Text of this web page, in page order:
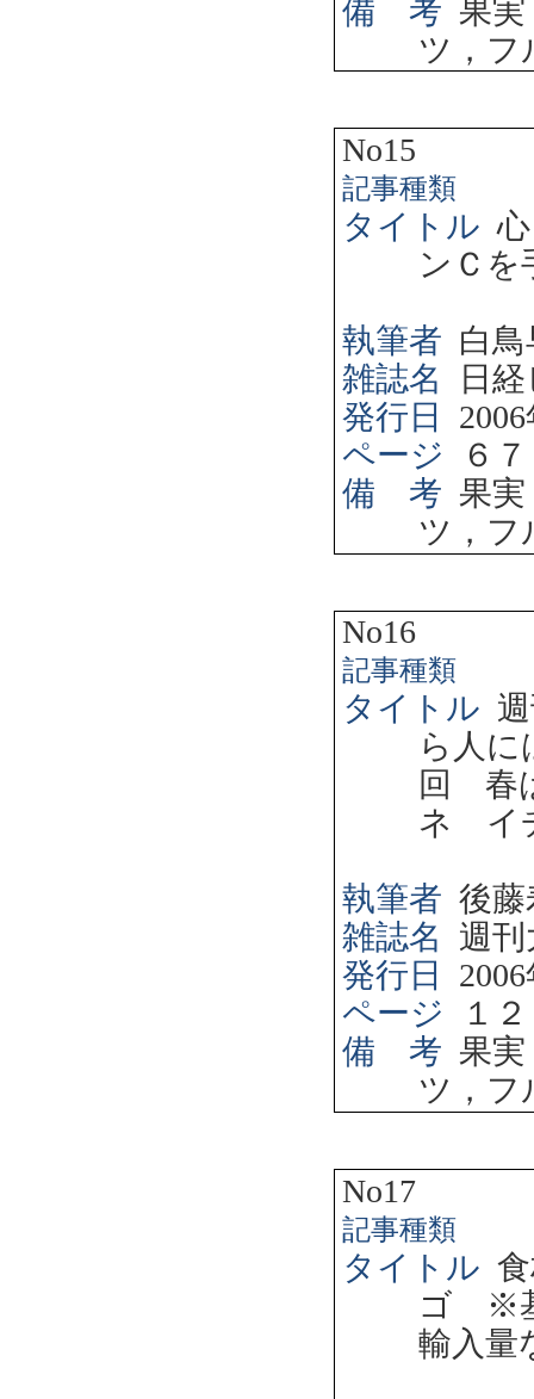
備 考 果
ツ，フ
No15
記事種類
タイトル
ンＣを
執筆者 白
雑誌名
日
発行日
2006
ページ
６７
備 考 果
ツ，フ
No16
記事種類
タイトル
ら人
回 春
ネ イ
執筆者 後藤
雑誌名
週刊
発行日
2006
ページ
１
備 考 果実
ツ，フ
No17
記事種類
タイトル
ゴ ※基
輸入量